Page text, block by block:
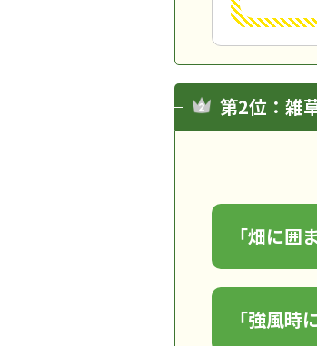
第2位：雑
「畑に囲
「強風時